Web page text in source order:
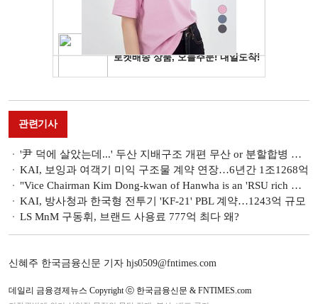
관련기사
'尹 덕에 살았는데...' 두산 지배구조 개편 무산 or 분할합병 강행?
KAI, 보잉과 여객기 미익 구조물 계약 연장…6년간 1조1268억
"Vice Chairman Kim Dong-kwan of Hanwha is an 'RSU rich man'!"...What does that mean?
KAI, 방사청과 한국형 전투기 'KF-21' PBL 계약…1243억 규모
LS MnM 구동휘, 브랜드 사용료 777억 최다 왜?
신혜주 한국금융신문 기자 hjs0509@fntimes.com
데일리 금융경제뉴스 Copyright ⓒ 한국금융신문 & FNTIMES.com